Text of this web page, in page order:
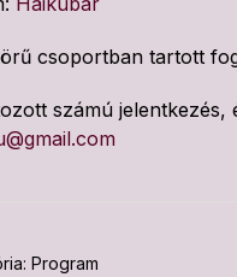
csoportban tartott
számú jelentkezés,
Program